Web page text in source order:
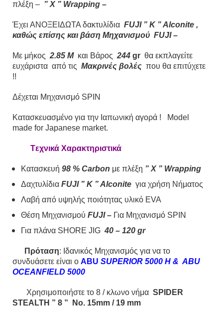
πλέξη – ” X ” Wrapping –
Έχει ΑΝΟΞΕΙΔΩΤΑ δακτυλίδια FUJI ” K ” Alconite ,
καθώς επίσης και βάση Μηχανισμού FUJΙ –
Με μήκος 2.85 Μκαι Βάρος 244 gr θα εκπλαγείτε
ευχάριστα από τις Μακρινές βολές που θα επιτύχετε
!!
Δέχεται Μηχανισμό SPIN
Κατασκευασμένο για την Ιαπωνική αγορά !
Model
made for Japanese market.
Tεχνικά Χαρακτηριστικά
Κατασκευή 98 % Carbon με πλέξη ” X ” Wrapping
Δαχτυλίδια FUJI ” K ” Alconite για χρήση Νήματος
Λαβή από υψηλής ποιότητας υλικό EVA
Θέση Μηχανισμού FUJΙ – Για Mηχανισμό SPIN
Για πλάνα SHORE JIG 40 – 120 gr
Πρόταση: Iδανικός Μηχανισμός για να το
συνδυάσετε είναι ο ABU SUPERIOR 5000 H & ABU
OCEANFIELD 5000
Χρησιμοποιήστε το 8 / κλωνο νήμα SPIDER
STEALTH ” 8 ” No. 15mm / 19 mm